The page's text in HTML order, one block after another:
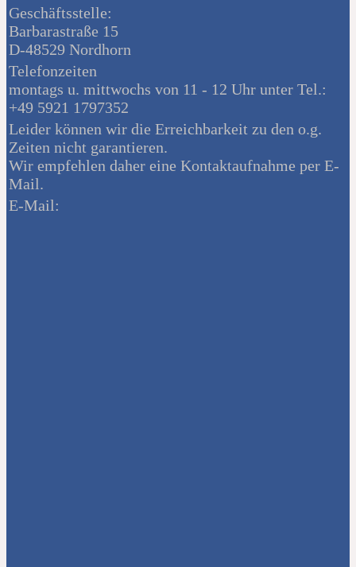
Geschäftsstelle:
Barbarastraße 15
D-48529 Nordhorn
Telefonzeiten
montags u. mittwochs von 11 - 12 Uhr unter Tel.:
+49 5921 1797352
Leider können wir die Erreichbarkeit zu den o.g.
Zeiten nicht garantieren.
Wir empfehlen daher eine Kontaktaufnahme per E-
Mail.
E-Mail: